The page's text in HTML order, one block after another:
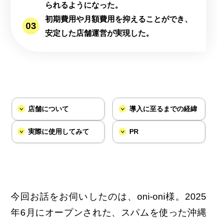
られるようになった。
初期費用や月額費用を抑えることができ、
安定した店舗運営が実現した。
店舗について 導入に至るまでの経緯
実際に使用してみて PR
今回お話をお伺いしたのは、oni-oni様。2025
年6月にオープンされた、スパムを使った沖縄